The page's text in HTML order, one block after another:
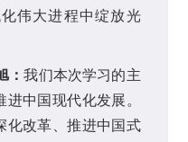
伟大进程中绽放光
：我们本次学习的主
中国现代化发展。
化改革、推进中国式